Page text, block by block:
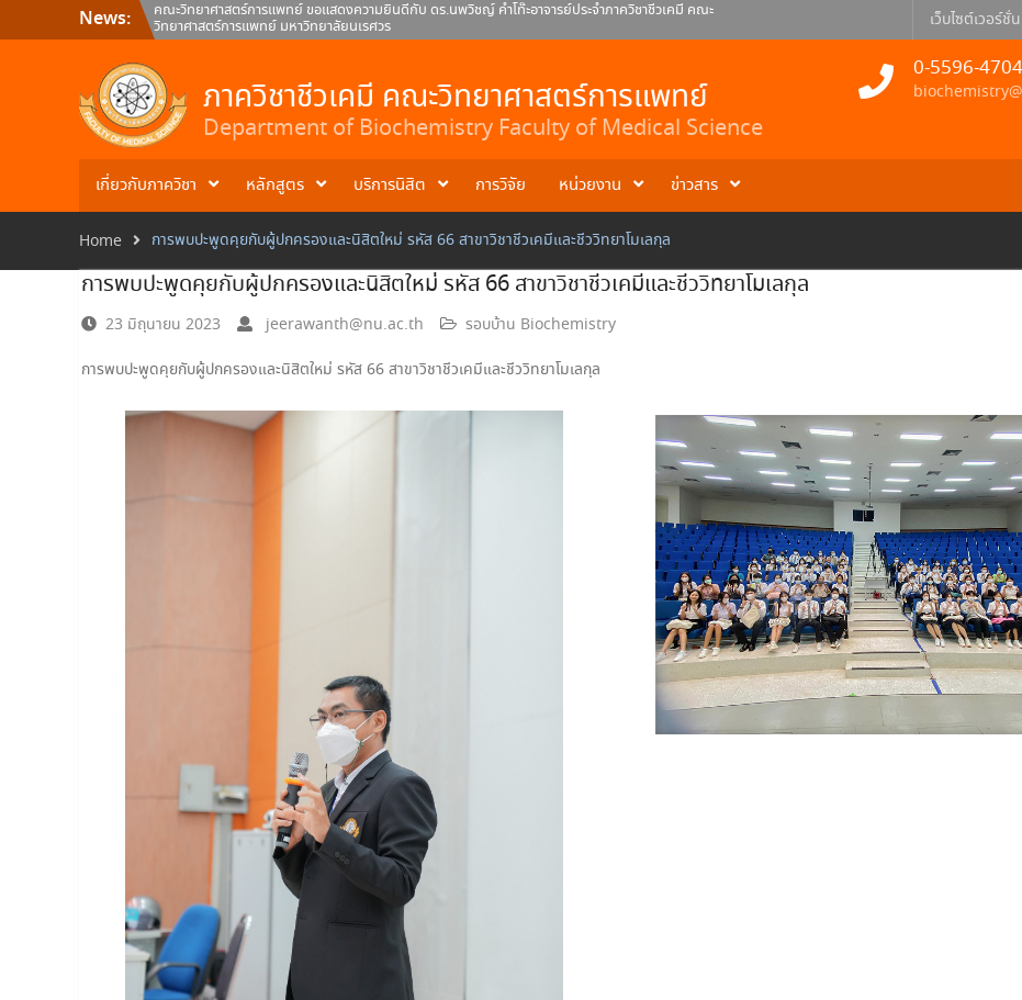
content
News: คณะวิทยาศาสตร์การแพทย์ ขอแสดงความยินดีกับ ดร.นพวิชญ์ คำโท๊ะอาจารย์ประจำภาควิชาชีวเคมี คณะ
วิทยาศาสตร์การแพทย์ มหาวิทยาลัยนเรศวร
คณะวิทยาศาสตร์การแพทย์ มหาวิทยาลัยนเรศวร ขอแสดงความยินดีกับดร.ธเนศ สอนดา อาจารย์ประจำ
คณะวิทยาศาสตร์การแพทย์ ขอแสดงความยินดีกับ ผศ.ดร.สมภพว์ พินิจ อาจารย์ประจำภาควิชาชีวเคมี
คณะวิทยาศาสตร์การแพทย์ มหาวิทยาลัยนเรศวร
เว็บไซต์เวอร์ชั่น
ภาควิชาชีวเคมี คณะวิทยาศาสตร์การแพทย์
Department of Biochemistry Faculty of Medical Science
0-5596-4704
เกี่ยวกับภาควิชา หลักสูตร บริการนิสิต การวิจัย หน่วยงาน ข่าวสาร
Home การพบปะพูดคุยกับผู้ปกครองและนิสิตใหม่ รหัส 66 สาขาวิชาชีวเคมีและชีววิทยาโมเลกุล
การพบปะพูดคุยกับผู้ปกครองและนิสิตใหม่ รหัส 66 สาขาวิชาชีวเคมีและชีววิทยาโมเลกุล
23 มิถุนายน 2023 jeerawanth@nu.ac.th รอบบ้าน Biochemistry
การพบปะพูดคุยกับผู้ปกครองและนิสิตใหม่ รหัส 66 สาขาวิชาชีวเคมีและชีววิทยาโมเลกุล